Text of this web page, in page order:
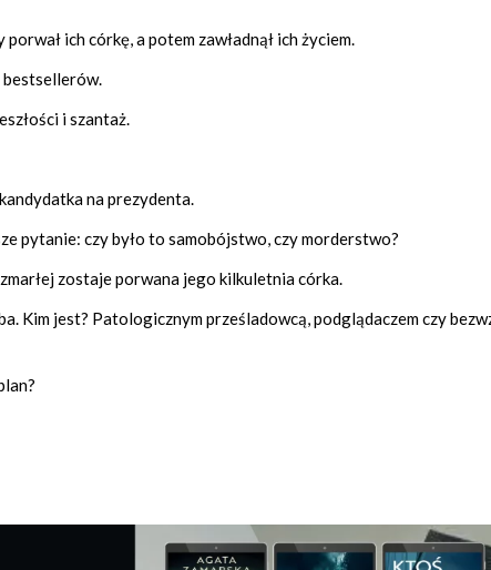
ich córkę, a potem zawładnął ich życiem.
i szantaż.
na prezydenta.
pytanie: czy było to samobójstwo, czy morderstwo?
zostaje porwana jego kilkuletnia córka.
Kim jest? Patologicznym prześladowcą, podglądaczem czy